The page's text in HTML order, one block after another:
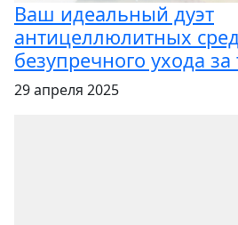
Ваш идеальный дуэт
антицеллюлитных
безупречного ухода
29 апреля 2025